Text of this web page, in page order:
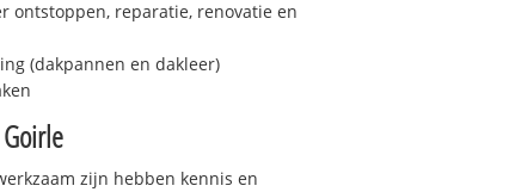
ontstoppen, reparatie, renovatie en
(dakpannen en dakleer)
Goirle
zijn hebben kennis en